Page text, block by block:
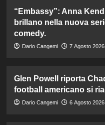
“Embassy”: Anna
brillano nella nuova
comedy.
Dario Cangemi 7 Agosto
Glen Powell riporta
football americano si
Dario Cangemi 6 Agosto